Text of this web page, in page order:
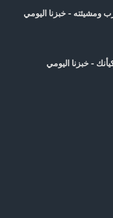
ومشيئته - خبزنا اليومي
- خبزنا اليومي